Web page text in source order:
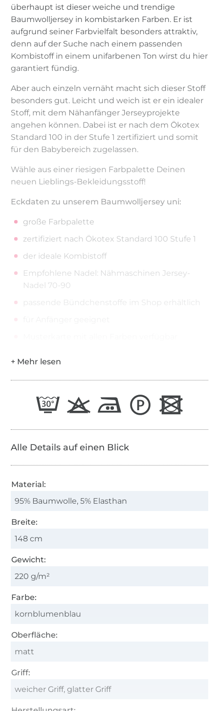
überhaupt ist dieser weiche und trendige
Baumwolljersey in kombistarken Farben. Er ist
aufgrund seiner Farbvielfalt besonders attraktiv,
denn auf der Suche nach einem passenden
Kombistoff in einem unifarbenen Ton wirst du hier
garantiert fündig.
Aber auch einzeln vernäht macht sich dieser Stoff
besonders gut. Leicht und weich ist er ein idealer
Stoff, mit dem Nähanfänger Jerseyprojekte
angehen können. Dabei ist er nach dem Ökotex
Standard 100 in der Stufe 1 zertifiziert und somit
für den Babybereich zugelassen.
Wähle aus einer riesigen Farbpalette Deinen
neuen Lieblings-Bekleidungsstoff!
Eckdaten zu unserem Baumwolljersey uni:
große Farbpalette
zertifiziert nach Ökotex Standard 100 Stufe 1
der ideale Kombistoff
Empfohlene Nadel: Nähmaschinen Jersey-
Nadel 70-90
passende Bündchenstoffe im Shop erhältlich
Alle Details auf einen Blick
Material:
95% Baumwolle, 5% Elasthan
Breite:
148 cm
Gewicht:
220 g/m²
Farbe:
kornblumenblau
Oberfläche:
matt
Griff:
weicher Griff, glatter Griff